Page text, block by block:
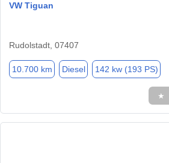
VW Tiguan
Rudolstadt, 07407
10.700 km Diesel 142 kw (193 PS)
★